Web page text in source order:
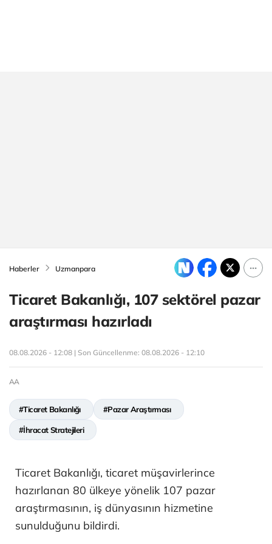
Haberler Uzmanpara
Ticaret Bakanlığı, 107 sektörel pazar
araştırması hazırladı
08.08.2026 - 12:08 | Son Güncellenme: 08.08.2026 - 12:10
AA
#Ticaret Bakanlığı #Pazar Araştırması
#İhracat Stratejileri
Ticaret Bakanlığı, ticaret müşavirlerince
hazırlanan 80 ülkeye yönelik 107 pazar
araştırmasının, iş dünyasının hizmetine
sunulduğunu bildirdi.